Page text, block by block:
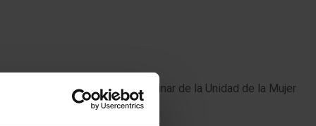
Nuestro equipo multidisciplinar de la Unidad de la Mujer